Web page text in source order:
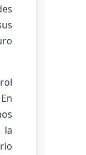
la